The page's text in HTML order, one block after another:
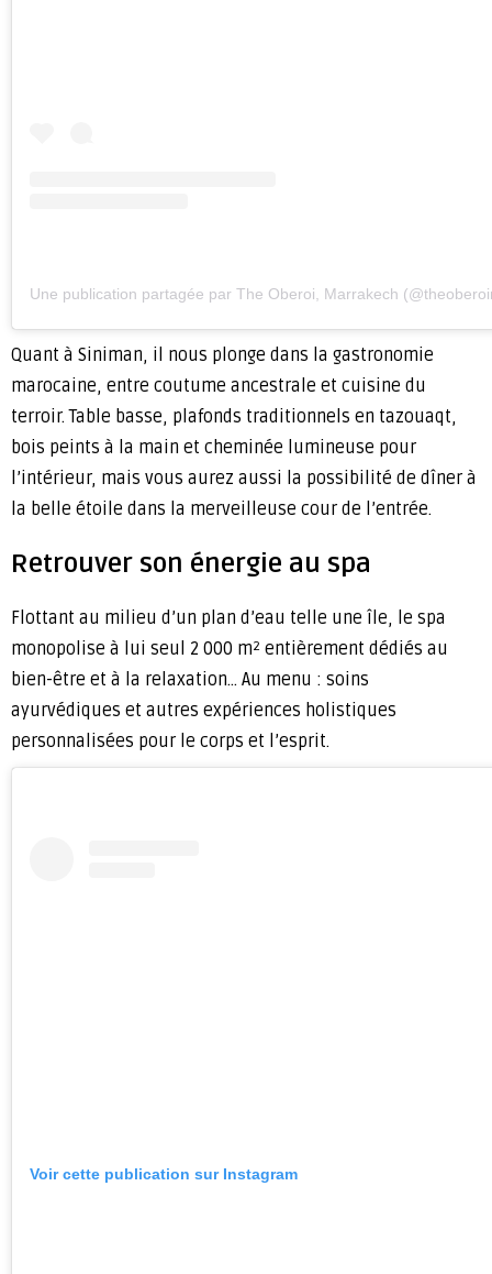
Une publication partagée par The Oberoi, Marrakech
Quant à Siniman, il nous plonge dans la gastronomie
marocaine, entre coutume ancestrale et cuisine du
terroir. Table basse, plafonds traditionnels en tazouaqt,
bois peints à la main et cheminée lumineuse pour
l’intérieur, mais vous aurez aussi la possibilité de dîner à
la belle étoile dans la merveilleuse cour de l’entrée.
Retrouver son énergie au spa
Flottant au milieu d’un plan d’eau telle une île, le spa
monopolise à lui seul 2 000 m2 entièrement dédiés au
bien-être et à la relaxation… Au menu : soins
ayurvédiques et autres expériences holistiques
personnalisées pour le corps et l’esprit.
Voir cette publication sur Instagram